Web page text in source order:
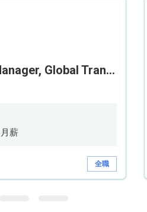
Product Sales Manager, Global Transaction Service (GTS)
薪
全職